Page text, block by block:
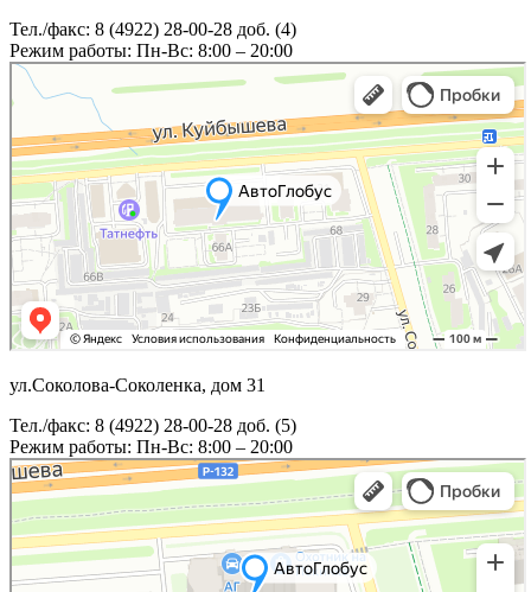
Тел./факс: 8 (4922) 28-00-28 доб. (4)
Режим работы: Пн-Вс: 8:00 – 20:00
ул.Соколова-Соколенка, дом 31
Тел./факс: 8 (4922) 28-00-28 доб. (5)
Режим работы: Пн-Вс: 8:00 – 20:00